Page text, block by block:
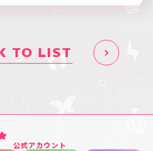
TO LIST
公式アカウント